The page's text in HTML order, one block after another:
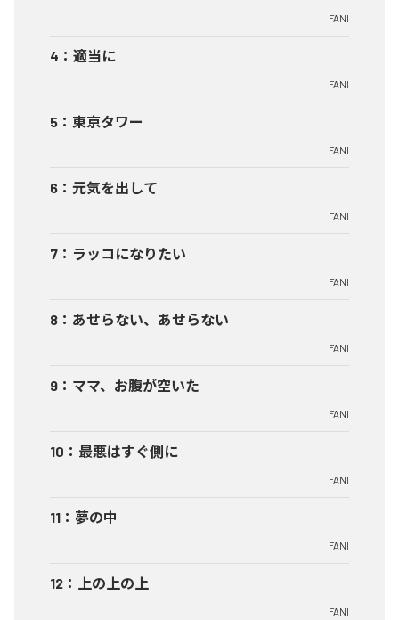
FANI
4 ： 適当に
FANI
5 ： 東京タワー
FANI
6 ： 元気を出して
FANI
7 ： ラッコになりたい
FANI
8 ： あせらない、あせらない
FANI
9 ： ママ、お腹が空いた
FANI
10 ： 最悪はすぐ側に
FANI
11 ： 夢の中
FANI
12 ： 上の上の上
FANI